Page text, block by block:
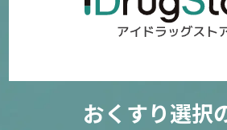
おくすり選択